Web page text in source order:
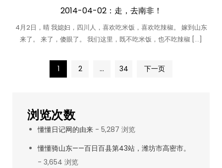
2014-04-02：走，去南非！
4月2日，晴 我媳妇，四川人，喜欢吃米饭，喜欢吃辣椒。 嫁到山东
来了。 来了，傻眼了。 我们这里，既不吃米饭，也不吃辣椒 […]
分
页
1 2 … 34 下一页
浏览次数
懂懂日记网的由来 - 5,287 浏览
懂懂骑山东——百日百县第43站，潍坊市高密市。
- 3,654 浏览